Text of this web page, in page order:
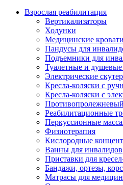
Взрослая реабилитация
Вертикализаторы
Ходунки
Медицинские кровати
Пандусы для
Подъемники для
Туалетные и
Электрические
Кресла-коляски с
Кресла-коляски с
Реабилитационные
Перкуссионные
Физиотерапия
Кислородные
Ванны для инвалидов
Приставки для
Бандажи, ортезы,
Матрасы для